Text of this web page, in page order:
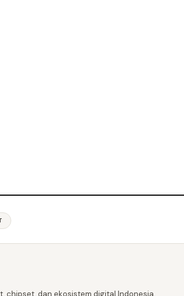
chipset, dan ekosistem digital Indonesia.